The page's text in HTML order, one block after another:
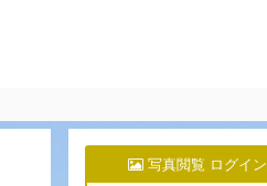
写真閲覧 ログイン